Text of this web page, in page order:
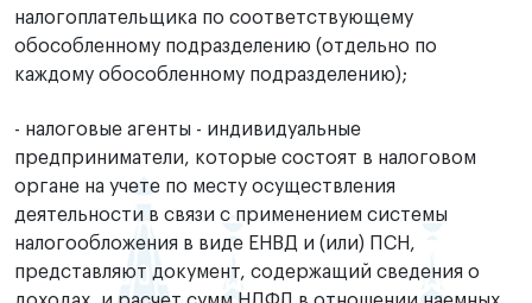
налогоплательщика по соответствующему
обособленному подразделению (отдельно по
каждому обособленному подразделению);
- налоговые агенты - индивидуальные
предприниматели, которые состоят в налоговом
органе на учете по месту осуществления
деятельности в связи с применением системы
налогообложения в виде ЕНВД и (или) ПСН,
представляют документ, содержащий сведения о